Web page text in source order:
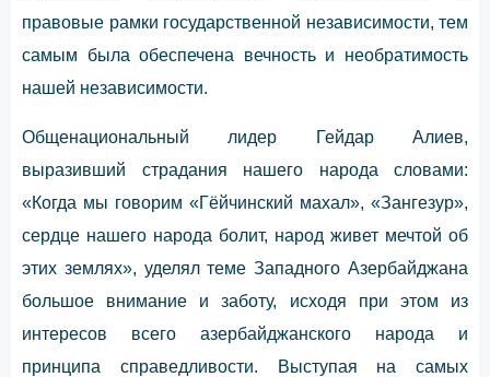
правовые рамки государственной независимости, тем
самым была обеспечена вечность и необратимость
нашей независимости.
Общенациональный лидер Гейдар Алиев,
выразивший страдания нашего народа словами:
«Когда мы говорим «Гёйчинский махал», «Зангезур»,
сердце нашего народа болит, народ живет мечтой об
этих землях», уделял теме Западного Азербайджана
большое внимание и заботу, исходя при этом из
интересов всего азербайджанского народа и
принципа справедливости. Выступая на самых